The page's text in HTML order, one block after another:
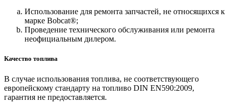
Использование для ремонта запчастей, не относящихся к
марке Bobcat®;
Проведение технического обслуживания или ремонта
неофициальным дилером.
Качество топлива
В случае использования топлива, не соответствующего
европейскому стандарту на топливо DIN EN590:2009,
гарантия не предоставляется.